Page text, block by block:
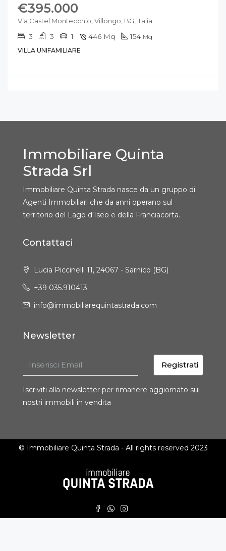
€395.000
Via Castel Montecchio, Villongo, BG, Italia
3 3 1 446 Mq 154 Mq
VILLA UNIFAMILIARE
Immobiliare Quinta
Strada Srl
Immobiliare Quinta Strada nasce da un gruppo di
Agenti Immobiliari che da anni operano sul
territorio del Lago d'Iseo e della Franciacorta.
Contattaci
Lucia Piccinelli 11, 24067 - Sarnico (BG)
+39 035.910413
info@immobiliarequintastrada.com
Newsletter
Registrati
Iscriviti alla newsletter per rimanere aggiornato sui
nostri immobili in vendita
© Immobiliare Quinta Strada - All rights reserved 2023